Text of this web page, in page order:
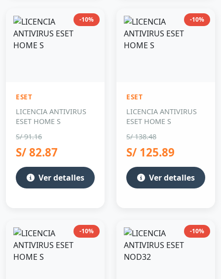
-10%
ESET
LICENCIA ANTIVIRUS
ESET HOME S
S/ 91.16
S/ 82.87
Ver detalles
-10%
ESET
LICENCIA ANTIVIRUS
ESET HOME S
S/ 138.48
S/ 125.89
Ver detalles
-10% -10%